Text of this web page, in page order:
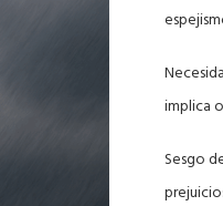
implica
Sesgo